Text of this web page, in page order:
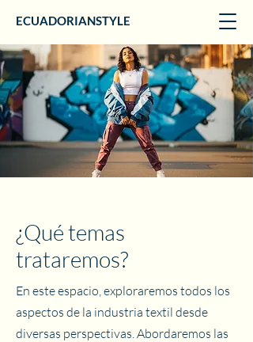
ECUADORIANSTYLE
¿Qué temas
trataremos?
En este espacio, exploraremos todos los
aspectos de la industria textil desde
diversas perspectivas. Abordaremos las